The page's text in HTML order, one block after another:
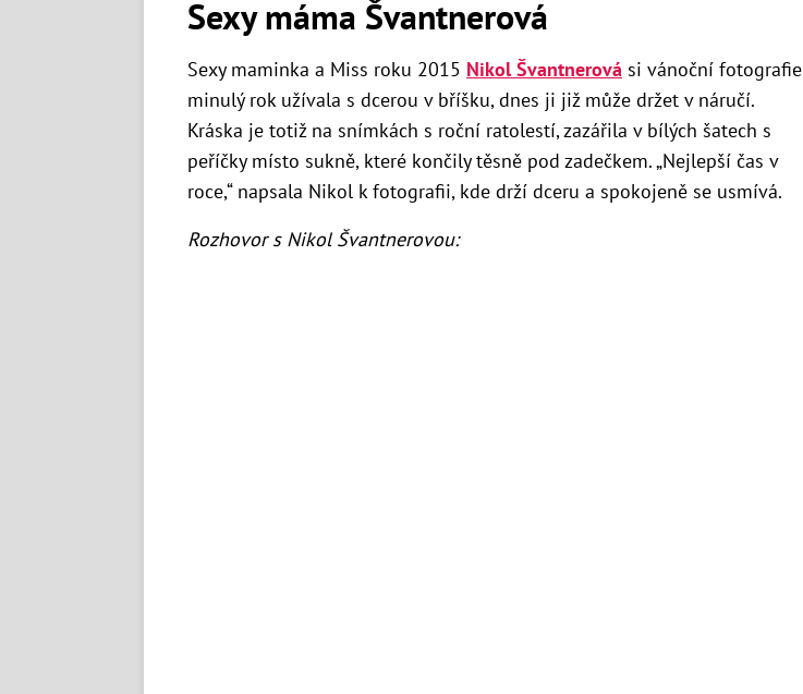
Sexy máma Švantnerová
Sexy maminka a Miss roku 2015 Nikol Švantnerová si vánoční fotografie
minulý rok užívala s dcerou v bříšku, dnes ji již může držet v náručí.
Kráska je totiž na snímkách s roční ratolestí, zazářila v bílých šatech s
peříčky místo sukně, které končily těsně pod zadečkem. „Nejlepší čas v
roce,“ napsala Nikol k fotografii, kde drží dceru a spokojeně se usmívá.
Rozhovor s Nikol Švantnerovou: